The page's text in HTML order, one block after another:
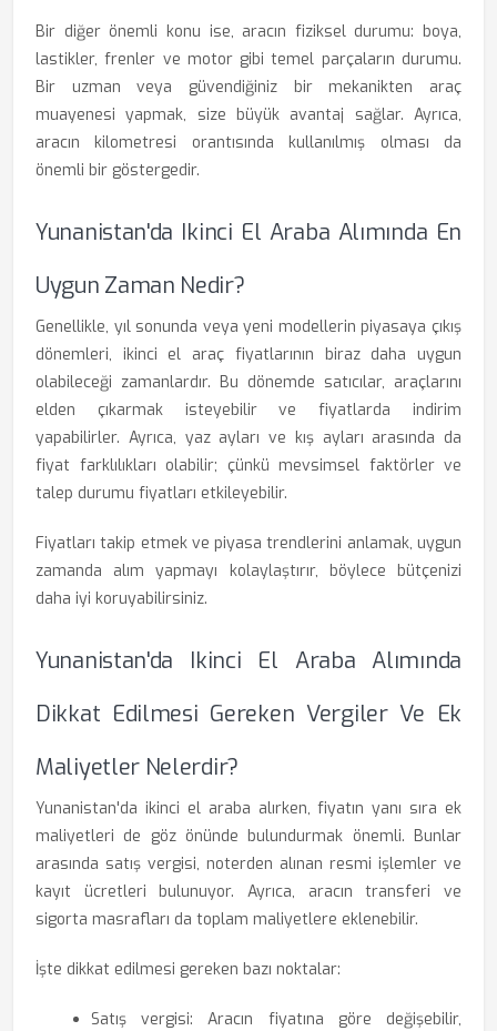
Bir diğer önemli konu ise, aracın fiziksel durumu: boya,
lastikler, frenler ve motor gibi temel parçaların durumu.
Bir uzman veya güvendiğiniz bir mekanikten araç
muayenesi yapmak, size büyük avantaj sağlar. Ayrıca,
aracın kilometresi orantısında kullanılmış olması da
önemli bir göstergedir.
Yunanistan'da Ikinci El Araba Alımında En
Uygun Zaman Nedir?
Genellikle, yıl sonunda veya yeni modellerin piyasaya çıkış
dönemleri, ikinci el araç fiyatlarının biraz daha uygun
olabileceği zamanlardır. Bu dönemde satıcılar, araçlarını
elden çıkarmak isteyebilir ve fiyatlarda indirim
yapabilirler. Ayrıca, yaz ayları ve kış ayları arasında da
fiyat farklılıkları olabilir; çünkü mevsimsel faktörler ve
talep durumu fiyatları etkileyebilir.
Fiyatları takip etmek ve piyasa trendlerini anlamak, uygun
zamanda alım yapmayı kolaylaştırır, böylece bütçenizi
daha iyi koruyabilirsiniz.
Yunanistan'da Ikinci El Araba Alımında
Dikkat Edilmesi Gereken Vergiler Ve Ek
Maliyetler Nelerdir?
Yunanistan'da ikinci el araba alırken, fiyatın yanı sıra ek
maliyetleri de göz önünde bulundurmak önemli. Bunlar
arasında satış vergisi, noterden alınan resmi işlemler ve
kayıt ücretleri bulunuyor. Ayrıca, aracın transferi ve
sigorta masrafları da toplam maliyetlere eklenebilir.
İşte dikkat edilmesi gereken bazı noktalar:
Satış vergisi: Aracın fiyatına göre değişebilir,